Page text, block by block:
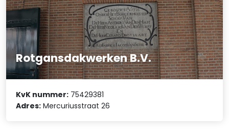
Rotgansdakwerken B.V.
KvK nummer: 75429381
Adres: Mercuriusstraat 26